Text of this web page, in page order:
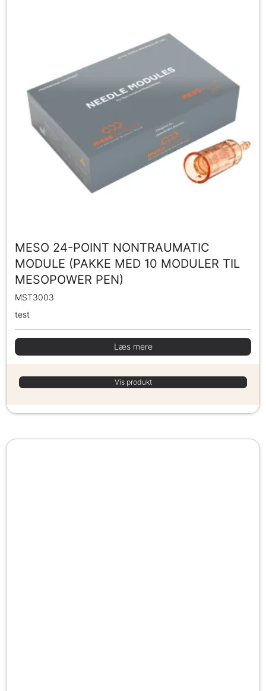
MESO 24-POINT NONTRAUMATIC
MODULE (PAKKE MED 10 MODULER TIL
MESOPOWER PEN)
MST3003
test
Læs mere
Vis produkt